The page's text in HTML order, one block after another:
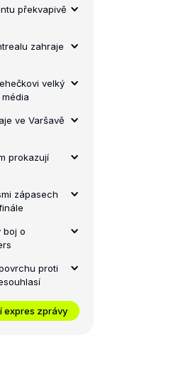
překvapivě
zahraje
velký
ve Varšavě
prokazují
zápasech
boj o
proti
expres zprávy